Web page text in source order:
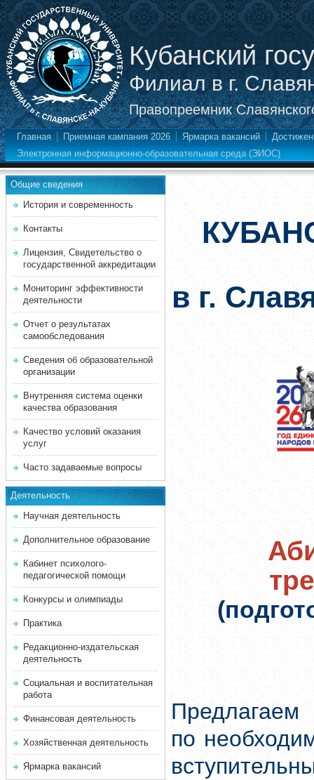
Кубанский
Филиал в г.
Правопреемник
Главная Приемная кампания 2026 Ярмарка вакансий
Электронная информационно-образовательная среда (ЭИОС)
Общие сведения
История и современность
Контакты
Лицензия, Свидетельство о
государственной аккредитации
Мониторинг эффективности
деятельности
Отчет о результатах
самообследования
Сведения об образовательной
организации
Внутренняя система оценки
качества образования
Качество условий оказания
услуг
Часто задаваемые вопросы
Деятельность
Научная деятельность
Дополнительное образование
Кабинет психолого-
педагогической помощи
Конкурсы и олимпиады
Практика
Редакционно-издательская
деятельность
Социальная и воспитательная
работа
Финансовая деятельность
Хозяйственная деятельность
Ярмарка вакансий
в г.
Предлагаем
по